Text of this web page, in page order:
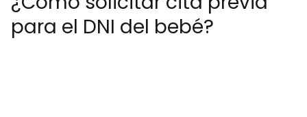
para el DNI del bebé?